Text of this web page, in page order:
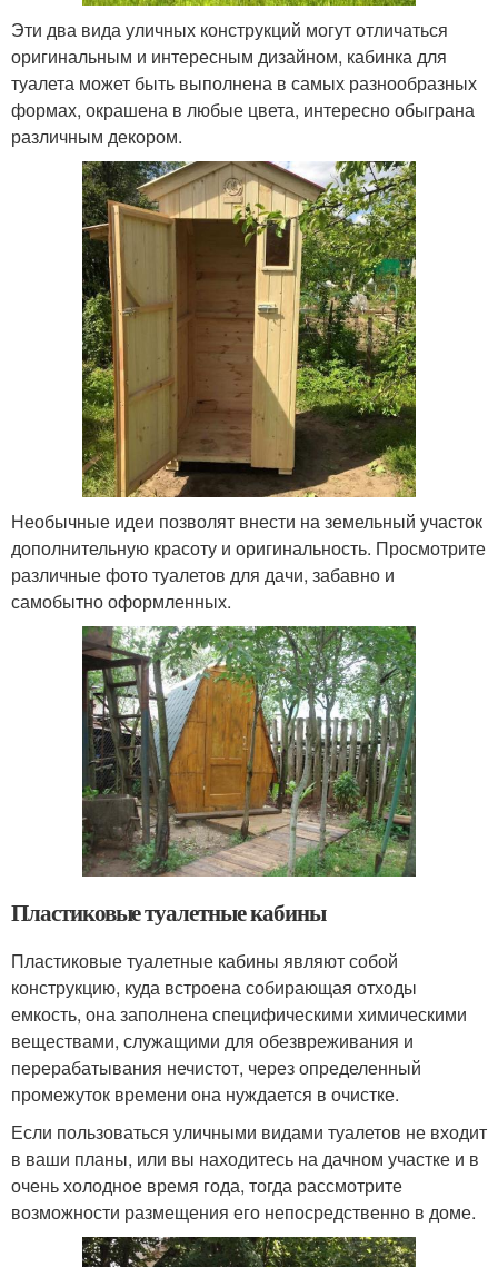
Эти два вида уличных конструкций могут отличаться
оригинальным и интересным дизайном, кабинка для
туалета может быть выполнена в самых разнообразных
формах, окрашена в любые цвета, интересно обыграна
различным декором.
Необычные идеи позволят внести на земельный участок
дополнительную красоту и оригинальность. Просмотрите
различные фото туалетов для дачи, забавно и
самобытно оформленных.
Пластиковые туалетные кабины
Пластиковые туалетные кабины являют собой
конструкцию, куда встроена собирающая отходы
емкость, она заполнена специфическими химическими
веществами, служащими для обезвреживания и
перерабатывания нечистот, через определенный
промежуток времени она нуждается в очистке.
Если пользоваться уличными видами туалетов не входит
в ваши планы, или вы находитесь на дачном участке и в
очень холодное время года, тогда рассмотрите
возможности размещения его непосредственно в доме.